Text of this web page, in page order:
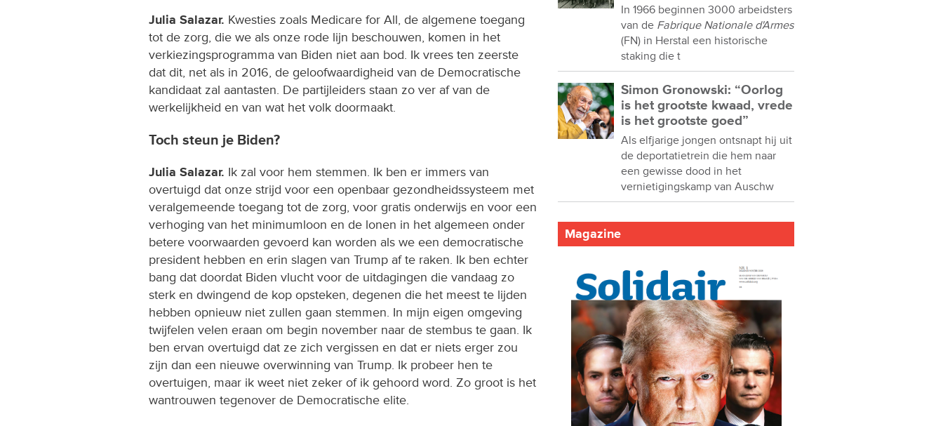
Julia Salazar. Kwesties zoals Medicare for All, de algemene toegang
tot de zorg, die we als onze rode lijn beschouwen, komen in het
verkiezingsprogramma van Biden niet aan bod. Ik vrees ten zeerste
dat dit, net als in 2016, de geloofwaardigheid van de Democratische
kandidaat zal aantasten.​ De partijleiders staan zo ver af van de
werkelijkheid en van wat het volk doormaakt.
Toch steun je Biden?
Julia Salazar. Ik zal voor hem stemmen. Ik ben er immers van
overtuigd dat onze strijd voor een openbaar gezondheidssysteem met
veralgemeende toegang tot de zorg, voor gratis onderwijs en voor een
verhoging van het minimumloon en de lonen in het algemeen onder
betere voorwaarden gevoerd kan worden als we een democratische
president hebben en erin slagen van Trump af te raken. Ik ben echter
bang dat doordat Biden vlucht voor de uitdagingen die vandaag zo
sterk en dwingend de kop opsteken, degenen die het meest te lijden
hebben opnieuw niet zullen gaan stemmen. In mijn eigen omgeving
twijfelen velen eraan om begin november naar de stembus te gaan. Ik
ben ervan overtuigd dat ze zich vergissen en dat er niets erger zou
zijn dan een nieuwe overwinning van Trump. Ik probeer hen te
overtuigen, maar ik weet niet zeker of ik gehoord word. Zo groot is het
wantrouwen tegenover de Democratische elite.
In 1966 beginnen 3000 arbeidsters
van de Fabrique Nationale d'Armes
(FN) in Herstal een historische
staking die t
Simon Gronowski: “Oorlog
is het grootste kwaad, vrede
is het grootste goed”
Als elfjarige jongen ontsnapt hij uit
de deportatietrein die hem naar
een gewisse dood in het
vernietigingskamp van Auschw
Magazine